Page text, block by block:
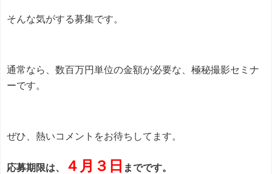
そんな気がする募集です。
通常なら、数百万円単位の金額が必要な、極秘撮影セミナ
ーです。
ぜひ、熱いコメントをお待ちしてます。
応募期限は、 ４月３日 までです。